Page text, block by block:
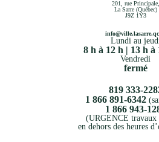
201, rue Principale,
La Sarre (Québec)
J9Z 1Y3
Lundi au
8 h à 12 h | 13 h à
Vendredi
fermé
819 333-
1 866 891-6342
1 866 943-
(URGENCE travaux
en dehors des heures